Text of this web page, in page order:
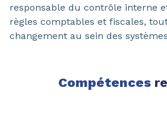
responsable du contrôle interne
règles comptables et fiscales,
changement au sein des
Compétences